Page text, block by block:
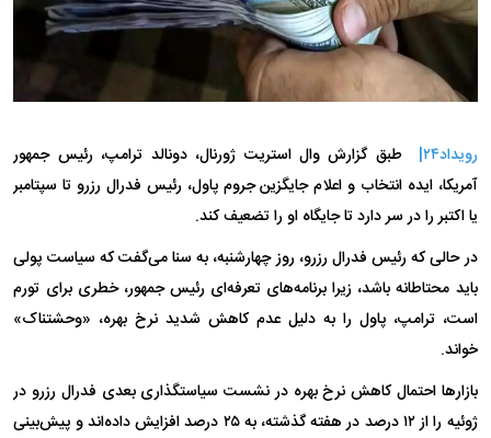
رویداد۲۴|
طبق گزارش وال استریت ژورنال، دونالد ترامپ، رئیس جمهور
آمریکا، ایده انتخاب و اعلام جایگزین جروم پاول، رئیس فدرال رزرو تا سپتامبر
یا اکتبر را در سر دارد تا جایگاه او را تضعیف کند.
در حالی که رئیس فدرال رزرو، روز چهارشنبه، به سنا می‌گفت که سیاست پولی
باید محتاطانه باشد، زیرا برنامه‌های تعرفه‌ای رئیس جمهور، خطری برای تورم
است، ترامپ، پاول را به دلیل عدم کاهش شدید نرخ بهره، «وحشتناک»
خواند.
بازار‌ها احتمال کاهش نرخ بهره در نشست سیاستگذاری بعدی فدرال رزرو در
ژوئیه را از ۱۲ درصد در هفته گذشته، به ۲۵ درصد افزایش داده‌اند و پیش‌بینی